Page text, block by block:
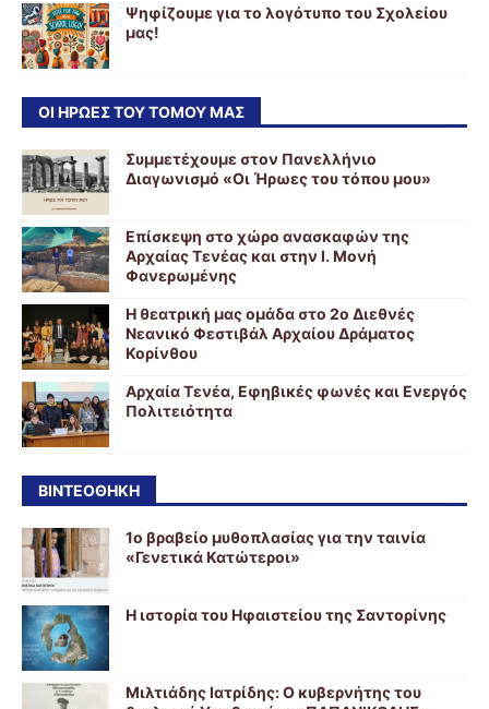
Ψηφίζουμε για το λογότυπο του Σχολείου
μας!
ΟΙ ΉΡΩΕΣ ΤΟΥ ΤΌΜΟΥ ΜΑΣ
Συμμετέχουμε στον Πανελλήνιο
Διαγωνισμό «Οι Ήρωες του τόπου μου»
Επίσκεψη στο χώρο ανασκαφών της
Αρχαίας Τενέας και στην Ι. Μονή
Φανερωμένης
Η θεατρική μας ομάδα στο 2ο Διεθνές
Νεανικό Φεστιβάλ Αρχαίου Δράματος
Κορίνθου
Αρχαία Τενέα, Εφηβικές φωνές και Ενεργός
Πολιτειότητα
ΒΙΝΤΕΟΘΉΚΗ
1ο βραβείο μυθοπλασίας για την ταινία
«Γενετικά Κατώτεροι»
Η ιστορία του Ηφαιστείου της Σαντορίνης
Μιλτιάδης Ιατρίδης: Ο κυβερνήτης του